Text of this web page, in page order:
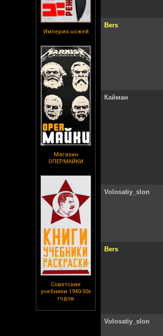
Империя ножей
Магазин
ОПЕРМАЙКИ
Советские
учебники 1940-50х
годов
Bers
Кайман
Volosatiy_slon
Bers
Volosatiy_slon